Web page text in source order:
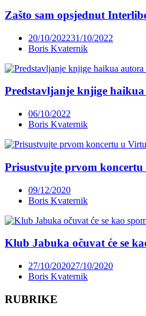
Zašto sam opsjednut
20/10/202231/10/2022
Boris Kvaternik
Predstavljanje knjige
06/10/2022
Boris Kvaternik
Prisustvujte prvom
09/12/2020
Boris Kvaternik
Klub Jabuka očuvat će se
27/10/202027/10/2020
Boris Kvaternik
RUBRIKE